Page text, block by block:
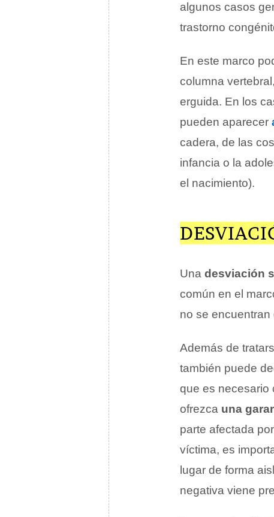
algunos casos
trastorno
En este marco
columna
erguida. En los
pueden aparecer
cadera, de las
infancia o la
el nacimiento).
Una desviación
común en el
no se
Además de
también puede
que es necesario
ofrezca una
parte afectada
víctima, es
lugar de forma
negativa viene